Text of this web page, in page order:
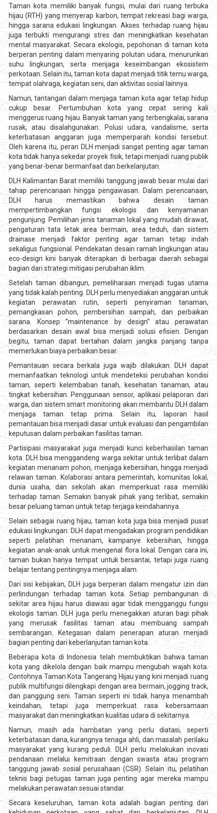
Taman kota memiliki banyak fungsi, mulai dari ruang terbuka
hijau (RTH) yang menyerap karbon, tempat rekreasi bagi warga,
hingga sarana edukasi lingkungan. Akses terhadap ruang hijau
juga terbukti mengurangi stres dan meningkatkan kesehatan
mental masyarakat. Secara ekologis, pepohonan di taman kota
berperan penting dalam menyaring polutan udara, menurunkan
suhu lingkungan, serta menjaga keseimbangan ekosistem
perkotaan. Selain itu, taman kota dapat menjadi titik temu warga,
tempat olahraga, kegiatan seni, dan aktivitas sosial lainnya.
Namun, tantangan dalam menjaga taman kota agar tetap hidup
cukup besar. Pertumbuhan kota yang cepat sering kali
menggerus ruang hijau. Banyak taman yang terbengkalai, sarana
rusak, atau disalahgunakan. Polusi udara, vandalisme, serta
keterbatasan anggaran juga memperparah kondisi tersebut.
Oleh karena itu, peran DLH menjadi sangat penting agar taman
kota tidak hanya sekedar proyek fisik, tetapi menjadi ruang publik
yang benar-benar bermanfaat dan berkelanjutan.
DLH Kalimantan Barat memiliki tanggung jawab besar mulai dari
tahap perencanaan hingga pengawasan. Dalam perencanaan,
DLH harus memastikan bahwa desain taman
mempertimbangkan fungsi ekologis dan kenyamanan
pengunjung. Pemilihan jenis tanaman lokal yang mudah dirawat,
pengaturan tata letak area bermain, area teduh, dan sistem
drainase menjadi faktor penting agar taman tetap indah
sekaligus fungsional. Pendekatan desain ramah lingkungan atau
eco-design kini banyak diterapkan di berbagai daerah sebagai
bagian dari strategi mitigasi perubahan iklim.
Setelah taman dibangun, pemeliharaan menjadi tugas utama
yang tidak kalah penting. DLH perlu menyediakan anggaran untuk
kegiatan perawatan rutin, seperti penyiraman tanaman,
pemangkasan pohon, pembersihan sampah, dan perbaikan
sarana. Konsep “maintenance by design” atau perawatan
berdasarkan desain awal bisa menjadi solusi efisien. Dengan
begitu, taman dapat bertahan dalam jangka panjang tanpa
memerlukan biaya perbaikan besar.
Pemantauan secara berkala juga wajib dilakukan. DLH dapat
memanfaatkan teknologi untuk mendeteksi perubahan kondisi
taman, seperti kelembaban tanah, kesehatan tanaman, atau
tingkat kebersihan. Penggunaan sensor, aplikasi pelaporan dari
warga, dan sistem smart monitoring akan membantu DLH dalam
menjaga taman tetap prima. Selain itu, laporan hasil
pemantauan bisa menjadi dasar untuk evaluasi dan pengambilan
keputusan dalam perbaikan fasilitas taman.
Partisipasi masyarakat juga menjadi kunci keberhasilan taman
kota. DLH bisa menggandeng warga sekitar untuk terlibat dalam
kegiatan menanam pohon, menjaga kebersihan, hingga menjadi
relawan taman. Kolaborasi antara pemerintah, komunitas lokal,
dunia usaha, dan sekolah akan memperkuat rasa memiliki
terhadap taman. Semakin banyak pihak yang terlibat, semakin
besar peluang taman untuk tetap terjaga keindahannya.
Selain sebagai ruang hijau, taman kota juga bisa menjadi pusat
edukasi lingkungan. DLH dapat mengadakan program pendidikan
seperti pelatihan menanam, kampanye kebersihan, hingga
kegiatan anak-anak untuk mengenal flora lokal. Dengan cara ini,
taman bukan hanya tempat untuk bersantai, tetapi juga ruang
belajar tentang pentingnya menjaga alam.
Dari sisi kebijakan, DLH juga berperan dalam mengatur izin dan
perlindungan terhadap taman kota. Setiap pembangunan di
sekitar area hijau harus diawasi agar tidak mengganggu fungsi
ekologis taman. DLH juga perlu menegakkan aturan bagi pihak
yang merusak fasilitas taman atau membuang sampah
sembarangan. Ketegasan dalam penerapan aturan menjadi
bagian penting dari keberlanjutan taman kota.
Beberapa kota di Indonesia telah membuktikan bahwa taman
kota yang dikelola dengan baik mampu mengubah wajah kota.
Contohnya Taman Kota Tangerang Hijau yang kini menjadi ruang
publik multifungsi dilengkapi dengan area bermain, jogging track,
dan panggung seni. Taman seperti ini tidak hanya menambah
keindahan, tetapi juga memperkuat rasa kebersamaan
masyarakat dan meningkatkan kualitas udara di sekitarnya.
Namun, masih ada hambatan yang perlu diatasi, seperti
keterbatasan dana, kurangnya tenaga ahli, dan masalah perilaku
masyarakat yang kurang peduli. DLH perlu melakukan inovasi
pendanaan melalui kemitraan dengan swasta atau program
tanggung jawab sosial perusahaan (CSR). Selain itu, pelatihan
teknis bagi petugas taman juga penting agar mereka mampu
melakukan perawatan sesuai standar.
Secara keseluruhan, taman kota adalah bagian penting dari